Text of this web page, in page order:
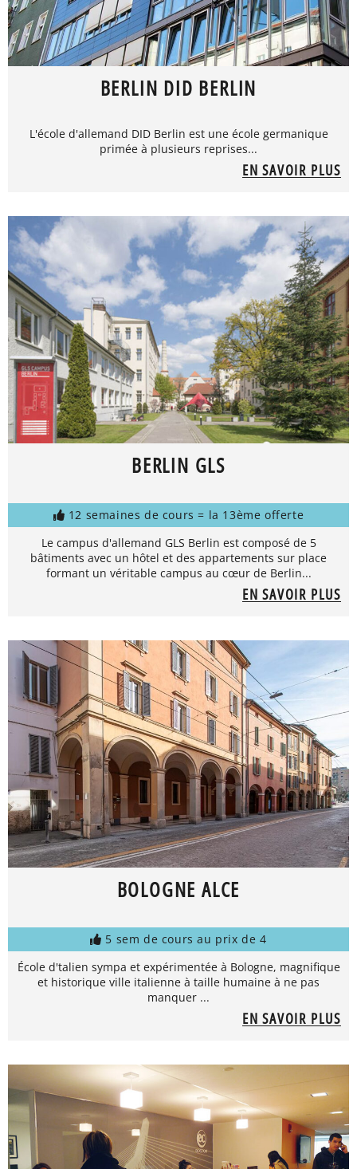
BERLIN DID BERLIN
L'école d'allemand DID Berlin est une école germanique
primée à plusieurs reprises...
EN SAVOIR PLUS
BERLIN GLS
12 semaines de cours = la 13ème offerte
Le campus d'allemand GLS Berlin est composé de 5
bâtiments avec un hôtel et des appartements sur place
formant un véritable campus au cœur de Berlin...
EN SAVOIR PLUS
BOLOGNE ALCE
5 sem de cours au prix de 4
École d'talien sympa et expérimentée à Bologne, magnifique
et historique ville italienne à taille humaine à ne pas
manquer ...
EN SAVOIR PLUS